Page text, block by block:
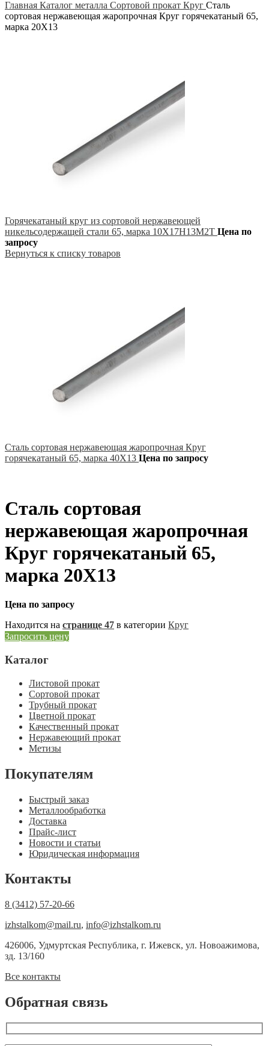
Главная Каталог металла Сортовой прокат Круг Сталь
сортовая нержавеющая жаропрочная Круг горячекатаный 65,
марка 20Х13
Горячекатаный круг из сортовой нержавеющей
никельсодержащей стали 65, марка 10Х17Н13М2Т Цена по
запросу
Вернуться к списку товаров
Сталь сортовая нержавеющая жаропрочная Круг
горячекатаный 65, марка 40Х13 Цена по запросу
Сталь сортовая
нержавеющая жаропрочная
Круг горячекатаный 65,
марка 20Х13
Цена по запросу
Находится на странице 47 в категории Круг
Запросить цену
Каталог
Листовой прокат
Сортовой прокат
Трубный прокат
Цветной прокат
Качественный прокат
Нержавеющий прокат
Метизы
Покупателям
Быстрый заказ
Металлообработка
Доставка
Прайс-лист
Новости и статьи
Юридическая информация
Контакты
8 (3412) 57-20-66
izhstalkom@mail.ru, info@izhstalkom.ru
426006, Удмуртская Республика, г. Ижевск, ул. Новоажимова,
зд. 13/160
Все контакты
Обратная связь